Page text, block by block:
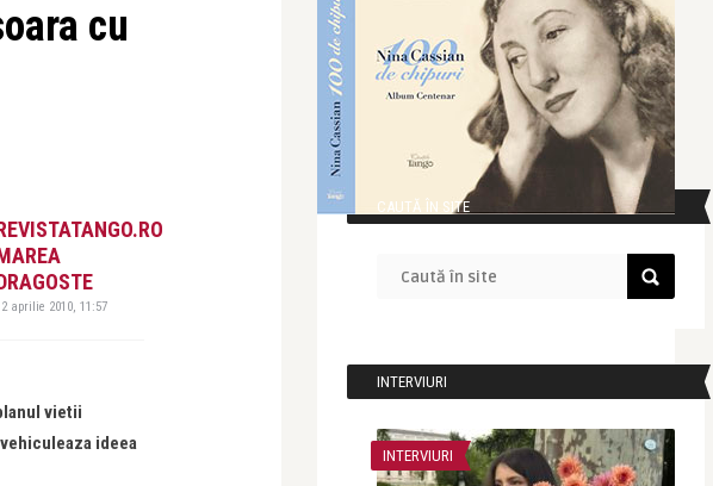
cu
aprilie 2010, 11:57
vietii
ideea
CAUTĂ ÎN SITE
INTERVIURI
INTERVIURI